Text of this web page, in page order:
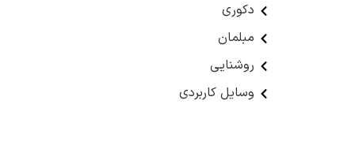
دکوری
مبلمان
روشنایی
وسایل کاربردی